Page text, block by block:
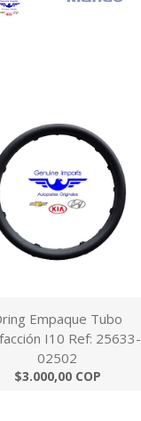
Empaque Tubo
I10 Ref: 25633-
02502
$3.000,00 COP